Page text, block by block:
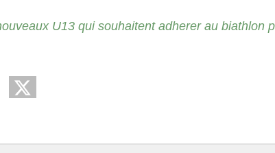
U13 qui souhaitent adherer au biathlon